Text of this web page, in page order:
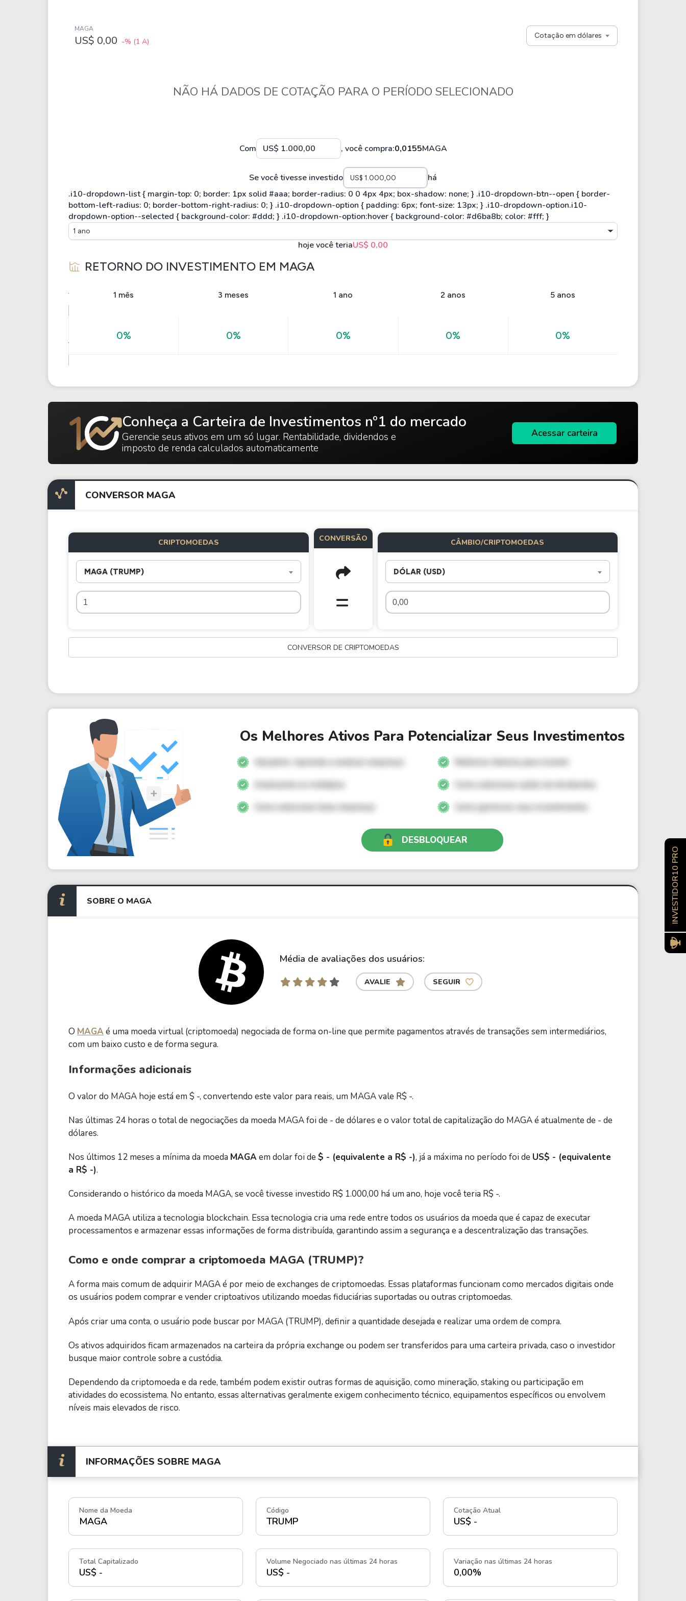
Petrobrás
Guia do Iniciante
MAGA
US$ 0,00 -% (1 A)
Cotação em dólares
NÃO HÁ DADOS DE COTAÇÃO PARA O PERÍODO SELECIONADO
Com , você compra:0,0155MAGA
Se você tivesse investido há
1 ano
hoje você teriaUS$ 0,00
RETORNO DO INVESTIMENTO EM MAGA
1 mês 3 meses 1 ano 2 anos 5 anos
0% 0% 0% 0% 0%
Conheça a Carteira de Investimentos nº1 do mercado
Gerencie seus ativos em um só lugar. Rentabilidade, dividendos e
imposto de renda calculados automaticamente
Acessar carteira
CONVERSOR MAGA
CRIPTOMOEDAS
MAGA (TRUMP)
CONVERSÃO CÂMBIO/CRIPTOMOEDAS
DÓLAR (USD)
CONVERSOR DE CRIPTOMOEDAS
Os Melhores Ativos Para Potencializar Seus Investimentos
Valuation: Aprenda a analisar empresas
Melhores Setores para investir
Analisando os múltiplos
Como selecionar ações de dividendos
Como selecionar boas empresas
Como gerenciar seus investimentos
DESBLOQUEAR
SOBRE O MAGA
Média de avaliações dos usuários:
AVALIE SEGUIR
O MAGA é uma moeda virtual (criptomoeda) negociada de forma on-line que permite pagamentos através de transações sem intermediários,
com um baixo custo e de forma segura.
Informações adicionais
O valor do MAGA hoje está em $ -, convertendo este valor para reais, um MAGA vale R$ -.
Nas últimas 24 horas o total de negociações da moeda MAGA foi de - de dólares e o valor total de capitalização do MAGA é atualmente de - de
dólares.
Nos últimos 12 meses a mínima da moeda MAGA em dolar foi de $ - (equivalente a R$ -), já a máxima no período foi de US$ - (equivalente
a R$ -).
Considerando o histórico da moeda MAGA, se você tivesse investido R$ 1.000,00 há um ano, hoje você teria R$ -.
A moeda MAGA utiliza a tecnologia blockchain. Essa tecnologia cria uma rede entre todos os usuários da moeda que é capaz de executar
processamentos e armazenar essas informações de forma distribuída, garantindo assim a segurança e a descentralização das transações.
Como e onde comprar a criptomoeda MAGA (TRUMP)?
A forma mais comum de adquirir MAGA é por meio de exchanges de criptomoedas. Essas plataformas funcionam como mercados digitais onde
os usuários podem comprar e vender criptoativos utilizando moedas fiduciárias suportadas ou outras criptomoedas.
Após criar uma conta, o usuário pode buscar por MAGA (TRUMP), definir a quantidade desejada e realizar uma ordem de compra.
Os ativos adquiridos ficam armazenados na carteira da própria exchange ou podem ser transferidos para uma carteira privada, caso o investidor
busque maior controle sobre a custódia.
Dependendo da criptomoeda e da rede, também podem existir outras formas de aquisição, como mineração, staking ou participação em
atividades do ecossistema. No entanto, essas alternativas geralmente exigem conhecimento técnico, equipamentos específicos ou envolvem
níveis mais elevados de risco.
INFORMAÇÕES SOBRE MAGA
Nome da Moeda
MAGA
Código
TRUMP
Cotação Atual
US$ -
Total Capitalizado
US$ -
Volume Negociado nas últimas 24 horas
US$ -
Variação nas últimas 24 horas
0,00%
INVESTIDOR10 PRO